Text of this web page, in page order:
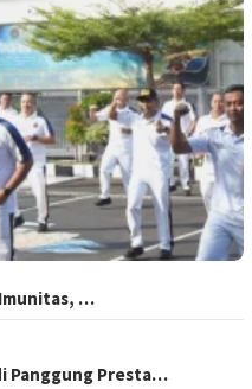
…
Panggung Presta…